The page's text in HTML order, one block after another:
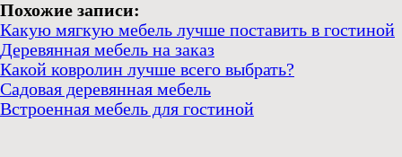
Похожие записи:
Какую мягкую мебель лучше поставить в гостиной
Деревянная мебель на заказ
Какой ковролин лучше всего выбрать?
Садовая деревянная мебель
Встроенная мебель для гостиной